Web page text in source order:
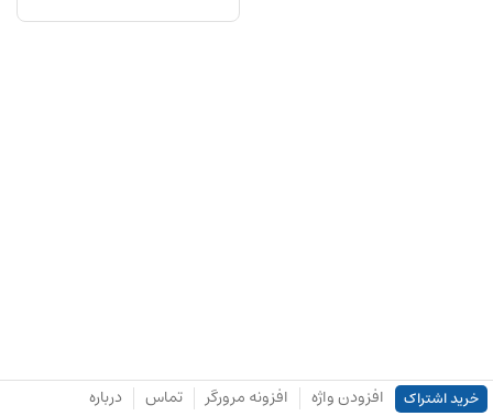
خرید اشتراک افزودن واژه افزونه مرورگر تماس درباره